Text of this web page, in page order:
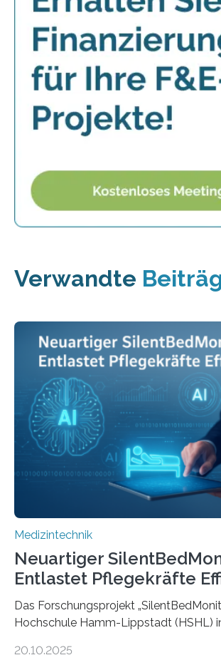
Verwandte
Medizintechnik
Neuartiger
Entlastet Pflegekräfte
Das Forschungsprojekt
Hochschule Hamm-Lippstadt (HSHL)
auf Personen ab, die bettlägerig sind
20.10.2025